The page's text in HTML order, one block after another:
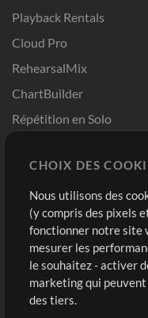
Playback Rentals
Cloud Pro
RehearsalMix
ChartBuilder
Répétition en Solo
Modèles ProPresenter
Sons
Boutique
Acheter des crédits
Contenu gratuit
Demander les pistes
CHOIX DES
Nous utilisons des
(y compris des pixels
fonctionner notre site
mesurer les
le souhaitez - activer
marketing qui
des tiers.